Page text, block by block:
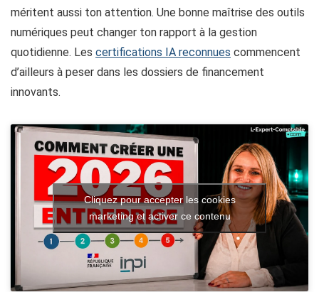
méritent aussi ton attention. Une bonne maîtrise des outils
numériques peut changer ton rapport à la gestion
quotidienne. Les certifications IA reconnues commencent
d’ailleurs à peser dans les dossiers de financement
innovants.
Cliquez pour accepter les cookies
marketing et activer ce contenu